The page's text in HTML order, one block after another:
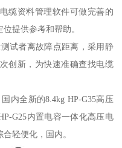
缆资料管理软件可做完善的
提供参考和帮助。
试者离故障点距离，采用静
创新，为快速准确查找电缆
内全新的8.4kg HP-G35高压
G25内置电容一体化高压电
轻便化，国内。